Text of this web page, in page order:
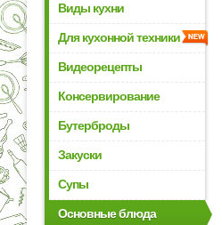
Виды кухни
Для кухонной техники
Видеорецепты
Консервирование
Бутерброды
Закуски
Супы
Основные блюда